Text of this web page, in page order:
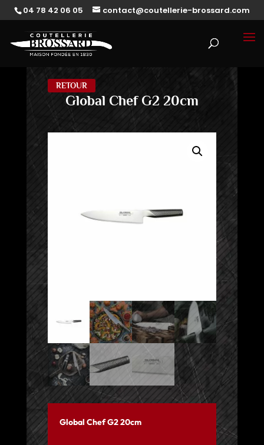
04 78 42 06 05 contact@coutellerie-brossard.com
RETOUR
Global Chef G2 20cm
Global Chef G2 20cm